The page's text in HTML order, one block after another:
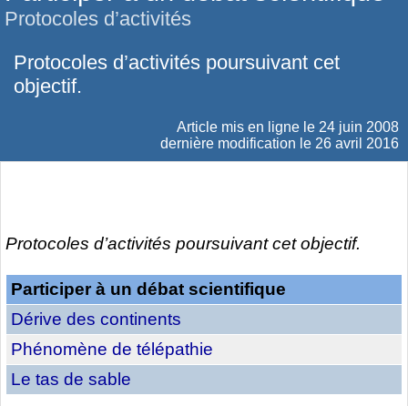
Protocoles d’activités
Protocoles d’activités poursuivant cet
objectif.
Article mis en ligne le 24 juin 2008
dernière modification le 26 avril 2016
Protocoles d’activités poursuivant cet objectif.
Participer à un débat scientifique
Dérive des continents
Phénomène de télépathie
Le tas de sable